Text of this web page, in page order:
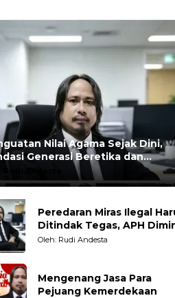
Nilai Agama Sejak Dini,
Generasi Beretika dan
Rudi Andesta
Peredaran Miras Ilegal
Ditindak Tegas, APH
Tegakkan Hukum Tanpa
Oleh: Rudi Andesta
Mengenang Jasa Para
Pejuang Kemerdekaan